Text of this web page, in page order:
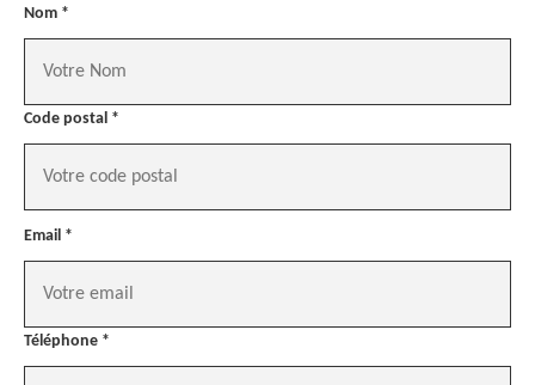
Nom *
Code postal *
Email *
Téléphone *